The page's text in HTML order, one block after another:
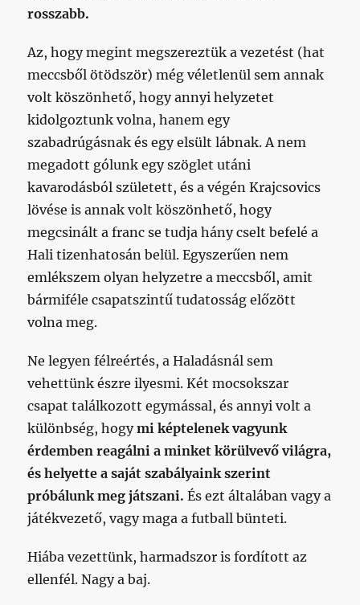
rosszabb.
Az, hogy megint megszereztük a vezetést (hat
meccsből ötödször) még véletlenül sem annak
volt köszönhető, hogy annyi helyzetet
kidolgoztunk volna, hanem egy
szabadrúgásnak és egy elsült lábnak. A nem
megadott gólunk egy szöglet utáni
kavarodásból született, és a végén Krajcsovics
lövése is annak volt köszönhető, hogy
megcsinált a franc se tudja hány cselt befelé a
Hali tizenhatosán belül. Egyszerűen nem
emlékszem olyan helyzetre a meccsből, amit
bármiféle csapatszintű tudatosság előzött
volna meg.
Ne legyen félreértés, a Haladásnál sem
vehettünk észre ilyesmi. Két mocsokszar
csapat találkozott egymással, és annyi volt a
különbség, hogymi képtelenek vagyunk
érdemben reagálni a minket körülvevő világra,
és helyette a saját szabályaink szerint
próbálunk meg játszani. És ezt általában vagy a
játékvezető, vagy maga a futball bünteti.
Hiába vezettünk, harmadszor is fordított az
ellenfél. Nagy a baj.